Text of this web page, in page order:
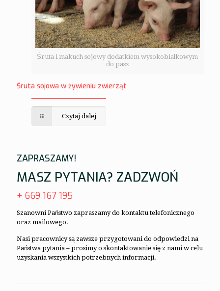
Śruta i makuch sojowy dodatkiem wysokobiałkowym
do pasz
Śruta sojowa w żywieniu zwierząt
Czytaj dalej
ZAPRASZAMY!
MASZ PYTANIA? ZADZWOŃ
+ 669 167 195
Szanowni Państwo zapraszamy do kontaktu telefonicznego
oraz mailowego.
Nasi pracownicy są zawsze przygotowani do odpowiedzi na
Państwa pytania – prosimy o skontaktowanie się z nami w celu
uzyskania wszystkich potrzebnych informacji.